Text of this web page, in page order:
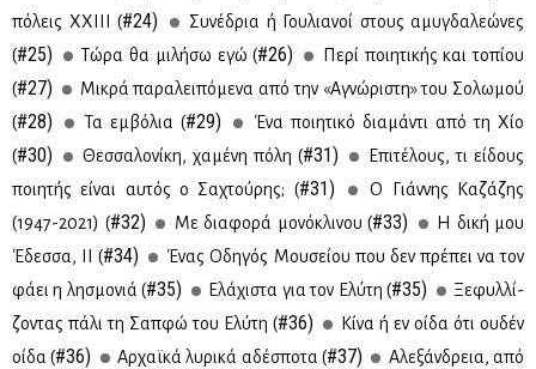
πό­λεις ΧΧΙ­ΙΙ (#24)
Συ­νέ­δρια ή Γου­λια­νοί στους αμυ­γδα­λε­ώ­νες
(#25) Τώ­ρα θα μι­λή­σω εγώ (#26)
Πε­ρί ποι­η­τι­κής και το­πί­ου
(#27)
Μι­κρά πα­ρα­λει­πό­με­να από την «Αγνώ­ρι­στη» του Σο­λω­μού
(#28) Τα εμ­βό­λια (#29)
Ένα ποι­η­τι­κό δια­μά­ντι από τη Χίο
(#30) Θεσ­σα­λο­νί­κη, χα­μέ­νη πό­λη (#31)
Επι­τέ­λους, τι εί­δους
ποι­η­τής εί­ναι αυ­τός ο Σα­χτού­ρης; (#31)
Ο Γιάν­νης Κα­ζά­ζης
(1947-2021) (#32) Με δια­φο­ρά μο­νό­κλι­νου (#33)
Η δι­κή μου
Έδεσ­σα, ΙΙ (#34)
Ένας Οδη­γός Μου­σεί­ου που δεν πρέ­πει να τον
φά­ει η λη­σμο­νιά (#35) Ελά­χι­στα για τον Ελύ­τη (#35)
Ξε­φυλ­λί­
ζο­ντας πά­λι τη Σαπ­φώ του Ελύ­τη (#36)
Κί­να ή εν οί­δα ότι ου­δέν
οί­δα (#36) Αρ­χαϊ­κά λυ­ρι­κά αδέ­σπο­τα (#37) Αλε­ξάν­δρεια, από